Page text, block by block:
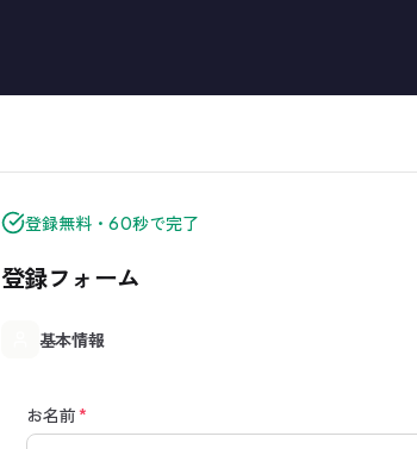
登録無料・60秒で完了
登録フォーム
基本情報
お名前*